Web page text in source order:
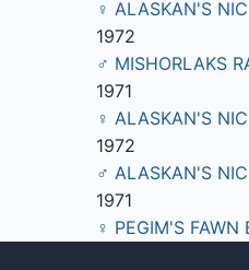
♀ ALASKAN'S
1972
♂ MISHORLAKS
1971
♀ ALASKAN'S
1972
♂ ALASKAN'S
1971
♀ PEGIM'S FAWN